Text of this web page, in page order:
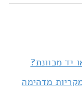
יד מכוונת?
מדהימה